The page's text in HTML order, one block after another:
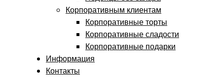
Корпоративным клиентам
Корпоративные торты
Корпоративные сладости
Корпоративные подарки
Информация
Контакты